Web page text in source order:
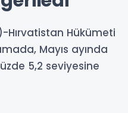
Hırvatistan Hükümeti
Mayıs ayında
5,2 seviyesine